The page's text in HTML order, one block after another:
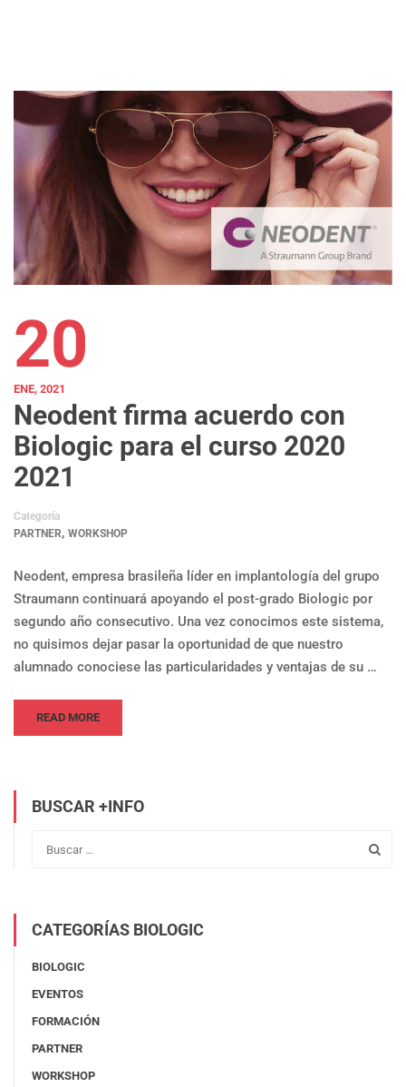
20
ENE, 2021
Neodent firma acuerdo con
Biologic para el curso 2020
2021
Categoría
PARTNER, WORKSHOP
Neodent, empresa brasileña líder en implantología del grupo
Straumann continuará apoyando el post-grado Biologic por
segundo año consecutivo. Una vez conocimos este sistema,
no quisimos dejar pasar la oportunidad de que nuestro
alumnado conociese las particularidades y ventajas de su …
READ MORE
BUSCAR +INFO
CATEGORÍAS BIOLOGIC
BIOLOGIC
EVENTOS
FORMACIÓN
PARTNER
WORKSHOP